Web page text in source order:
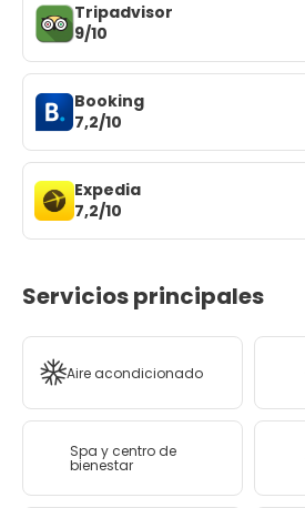
Tripadvisor
9/10
Booking
7,2/10
Expedia
7,2/10
Servicios principales
Aire acondicionado
Spa y centro de
bienestar